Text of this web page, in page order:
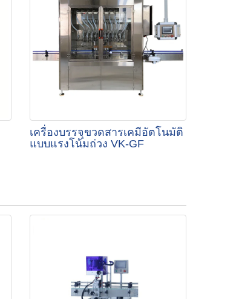
เครื่องบรรจุขวดสารเคมีอัตโนมัติ
แบบแรงโน้มถ่วง VK-GF